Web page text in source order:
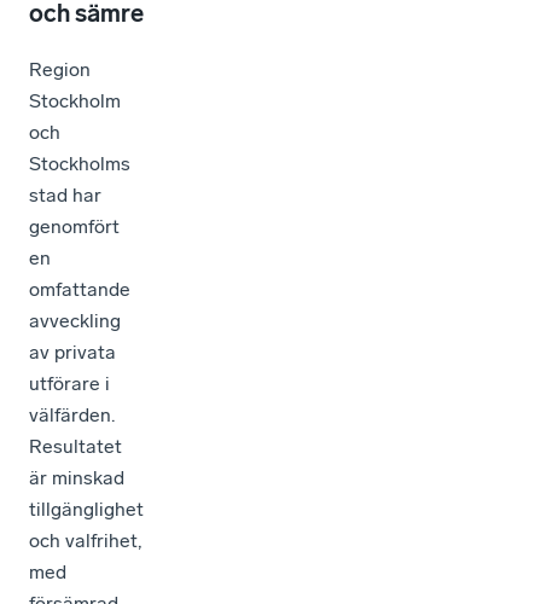
och sämre
Region
Stockholm
och
Stockholms
stad har
genomfört
en
omfattande
avveckling
av privata
utförare i
välfärden.
Resultatet
är minskad
tillgänglighet
och valfrihet,
med